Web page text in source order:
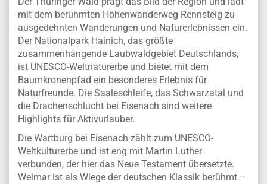
mit dem berühmten Höhenwanderweg Rennsteig zu
ausgedehnten Wanderungen und Naturerlebnissen ein.
Der Nationalpark Hainich, das größte
zusammenhängende Laubwaldgebiet Deutschlands,
ist UNESCO-Weltnaturerbe und bietet mit dem
Baumkronenpfad ein besonderes Erlebnis für
Naturfreunde. Die Saaleschleife, das Schwarzatal und
die Drachenschlucht bei Eisenach sind weitere
Highlights für Aktivurlauber.
Die Wartburg bei Eisenach zählt zum UNESCO-
Weltkulturerbe und ist eng mit Martin Luther
verbunden, der hier das Neue Testament übersetzte.
Weimar ist als Wiege der deutschen Klassik berühmt –